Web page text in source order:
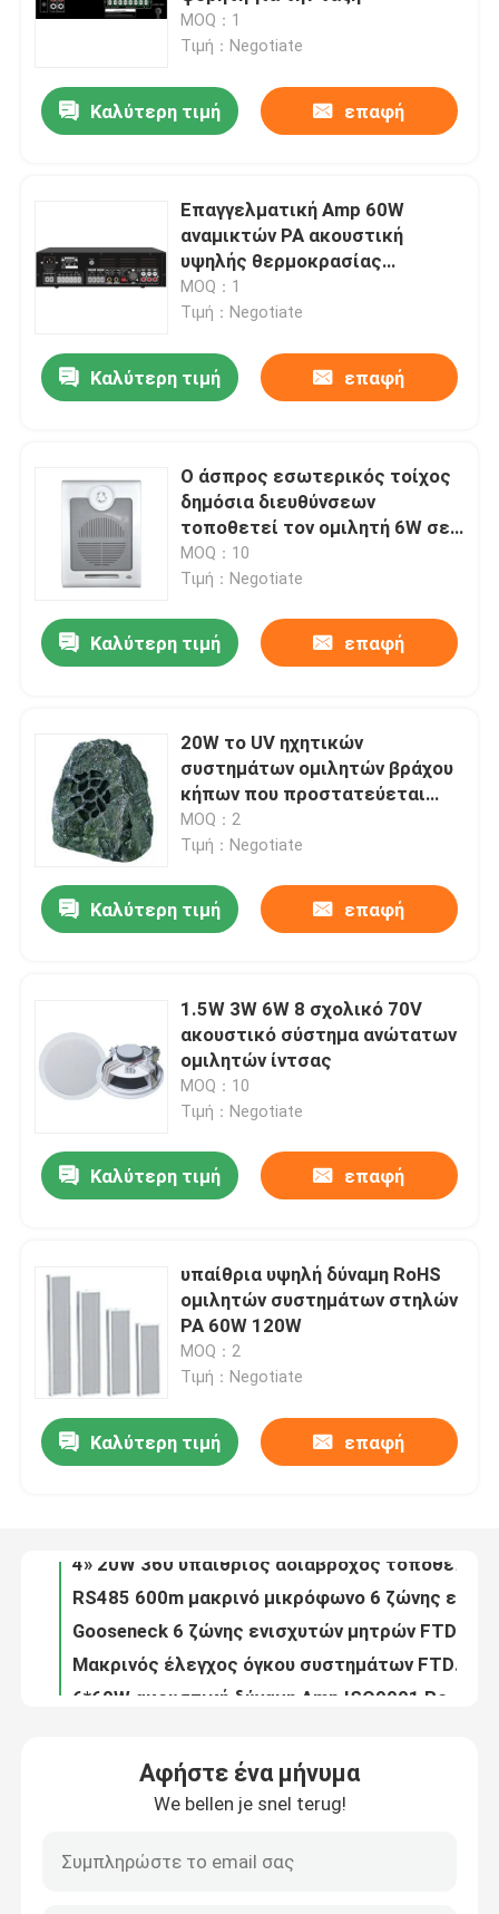
Προϊόντα
Ποιοτικός έλεγχος
Μας ελάτε σε επαφή με
MOQ：1
Τιμή：Negotiate
Καλύτερη τιμή επαφή
Επαγγελματική Amp 60W
αναμικτών PA ακουστική
υψηλής θερμοκρασίας
αντίσταση ενισχυτών
MOQ：1
Τιμή：Negotiate
Καλύτερη τιμή επαφή
Ο άσπρος εσωτερικός τοίχος
δημόσια διευθύνσεων
τοποθετεί τον ομιλητή 6W σε
10W 100V
MOQ：10
Τιμή：Negotiate
Καλύτερη τιμή επαφή
20W το UV ηχητικών
συστημάτων ομιλητών βράχου
κήπων που προστατεύεται
στεγανοποιήστε
MOQ：2
Τιμή：Negotiate
Καλύτερη τιμή επαφή
1.5W 3W 6W 8 σχολικό 70V
ακουστικό σύστημα ανώτατων
ομιλητών ίντσας
MOQ：10
Τιμή：Negotiate
Καλύτερη τιμή επαφή
υπαίθρια υψηλή δύναμη RoHS
ομιλητών συστημάτων στηλών
PA 60W 120W
MOQ：2
Τιμή：Negotiate
Καλύτερη τιμή επαφή
4» 20W 360 υπαίθριος αδιάβροχος τοποθετημένος τοίχος ομιλητής βαθμού PA
Αφήστε ένα μήνυμα
We bellen je snel terug!